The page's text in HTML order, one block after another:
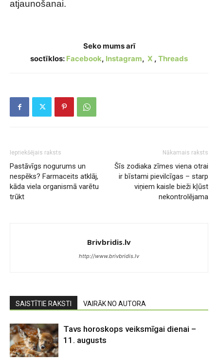
atjaunošanai.
Seko mums arī
soctīklos: Facebook, Instagram, X , Threads
Iepriekšējais raksts
Pastāvīgs nogurums un
nespēks? Farmaceits atklāj,
kāda viela organismā varētu
trūkt
Nākamais raksts
Šīs zodiaka zīmes viena otrai
ir bīstami pievilcīgas – starp
viņiem kaisle bieži kļūst
nekontrolējama
Brivbridis.lv
http://www.brivbridis.lv
SAISTĪTIE RAKSTI VAIRĀK NO AUTORA
Tavs horoskops veiksmīgai dienai –
11. augusts